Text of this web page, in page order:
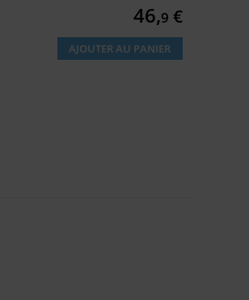
Prix
46,9 €
AJOUTER AU PANIER